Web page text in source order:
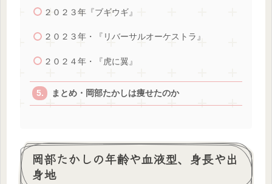
２０２３年『ブギウギ』
２０２３年・『リバーサルオーケストラ』
２０２４年・『虎に翼』
まとめ・岡部たかしは痩せたのか
岡部たかしの年齢や血液型、身長や出
身地